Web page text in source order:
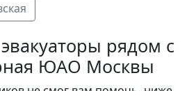
рядом с
ЮАО Москвы